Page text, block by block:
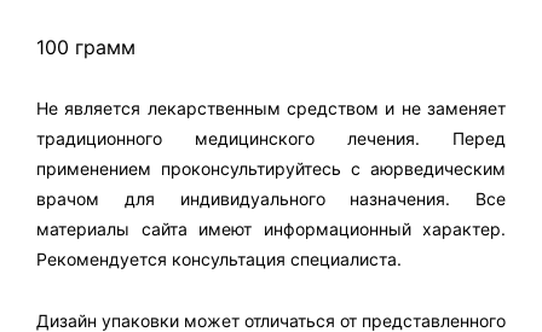
100 грамм
Не является лекарственным средством и не заменяет
традиционного медицинского лечения. Перед
применением проконсультируйтесь с аюрведическим
врачом для индивидуального назначения. Все
материалы сайта имеют информационный характер.
Рекомендуется консультация специалиста.
Дизайн упаковки может отличаться от представленного